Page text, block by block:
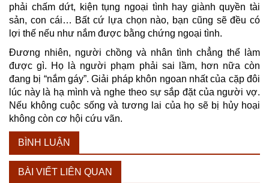
phải chấm dứt, kiện tụng ngoại tình hay giành quyền tài
sản, con cái… Bất cứ lựa chọn nào, bạn cũng sẽ đều có
lợi thế nếu như nắm được bằng chứng ngoại tình.
Đương nhiên, người chồng và nhân tình chẳng thể làm
được gì. Họ là người phạm phải sai lầm, hơn nữa còn
đang bị “nắm gáy”. Giải pháp khôn ngoan nhất của cặp đôi
lúc này là hạ mình và nghe theo sự sắp đặt của người vợ.
Nếu không cuộc sống và tương lai của họ sẽ bị hủy hoại
không còn cơ hội cứu vãn.
BÌNH LUẬN
BÀI VIẾT LIÊN QUAN